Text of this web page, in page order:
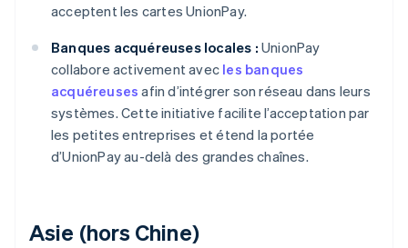
acceptent les cartes UnionPay.
Banques acquéreuses locales : UnionPay
collabore activement avec les banques
acquéreuses afin d’intégrer son réseau dans leurs
systèmes. Cette initiative facilite l’acceptation par
les petites entreprises et étend la portée
d’UnionPay au-delà des grandes chaînes.
Asie (hors Chine)